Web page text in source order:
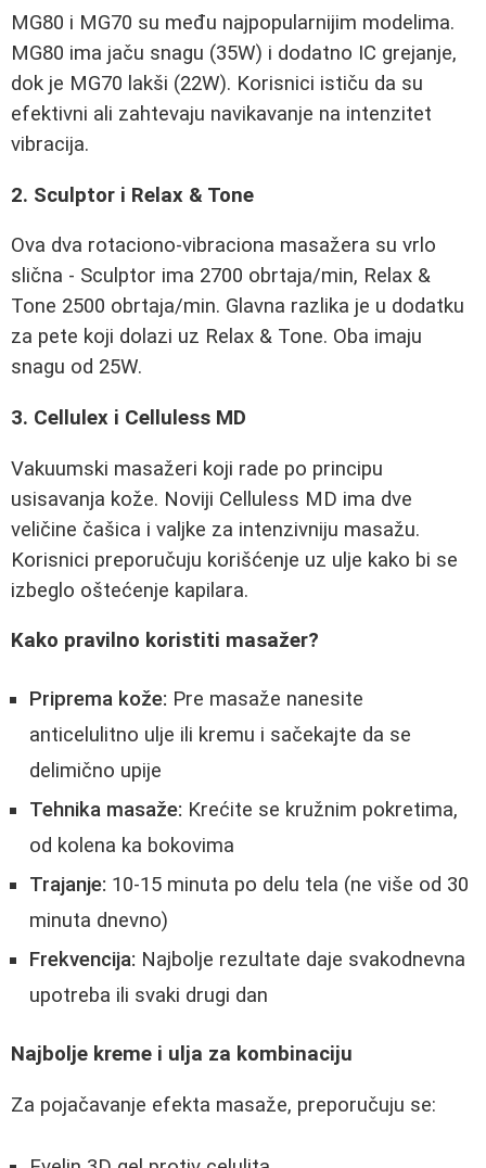
MG80 i MG70 su među najpopularnijim modelima.
MG80 ima jaču snagu (35W) i dodatno IC grejanje,
dok je MG70 lakši (22W). Korisnici ističu da su
efektivni ali zahtevaju navikavanje na intenzitet
vibracija.
2. Sculptor i Relax & Tone
Ova dva rotaciono-vibraciona masažera su vrlo
slična - Sculptor ima 2700 obrtaja/min, Relax &
Tone 2500 obrtaja/min. Glavna razlika je u dodatku
za pete koji dolazi uz Relax & Tone. Oba imaju
snagu od 25W.
3. Cellulex i Celluless MD
Vakuumski masažeri koji rade po principu
usisavanja kože. Noviji Celluless MD ima dve
veličine čašica i valjke za intenzivniju masažu.
Korisnici preporučuju korišćenje uz ulje kako bi se
izbeglo oštećenje kapilara.
Kako pravilno koristiti masažer?
Priprema kože: Pre masaže nanesite
anticelulitno ulje ili kremu i sačekajte da se
delimično upije
Tehnika masaže: Krećite se kružnim pokretima,
od kolena ka bokovima
Trajanje: 10-15 minuta po delu tela (ne više od 30
minuta dnevno)
Frekvencija: Najbolje rezultate daje svakodnevna
upotreba ili svaki drugi dan
Najbolje kreme i ulja za kombinaciju
Za pojačavanje efekta masaže, preporučuju se: